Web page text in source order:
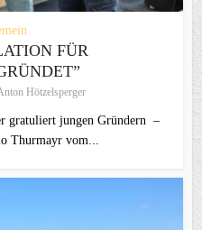
FÜR
Hötzelsperger
gratuliert jungen Gründern –
Thurmayr vom...